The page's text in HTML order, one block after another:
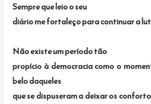
Sempre que leio o seu
diário me fortaleço para continuar a
Não existe um período tão
propício à democracia como o
belo daqueles
que se dispuseram a deixar os